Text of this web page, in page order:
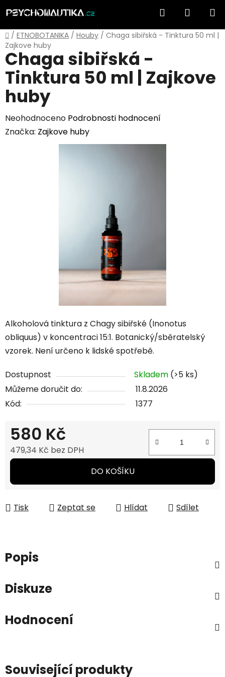
na
obsah
Hledat
KOŠÍK
Domů
/ ETNOBOTANIKA / Houby / Chaga sibiřská - Tinktura 50 ml |
Zajkove huby
Alkoholová tinktura z Chagy sibiřské (Inonotus
obliquus) v koncentraci 15:1. Botanický/sběratelský
vzorek. Není určeno k lidské spotřebě.
Dostupnost Skladem (>5 ks)
Můžeme doručit do:
11.8.2026
Kód:
1377
580 Kč
479,34 Kč bez DPH
Měrná cena:
DO KOŠÍKU
Tisk Zeptat se Hlídat Sdílet
Chaga sibiřská -
Tinktura 50 ml | Zajkove
huby
Průměrné
hodnocení
Neohodnoceno Podrobnosti hodnocení
Značka: Zajkove huby
Popis
Diskuze
Hodnocení
Související produkty